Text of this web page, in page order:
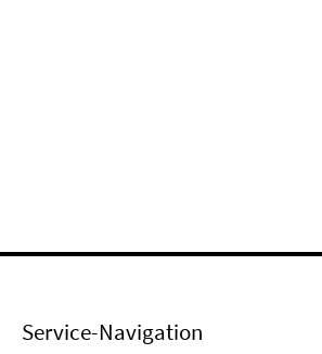
Service-Navigation